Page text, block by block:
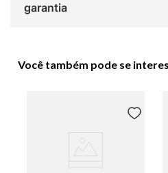
garantia
Você também pode se